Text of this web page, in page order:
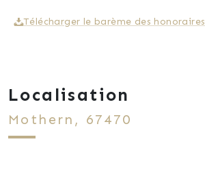
Télécharger le barème des honoraires
Localisation
Mothern, 67470